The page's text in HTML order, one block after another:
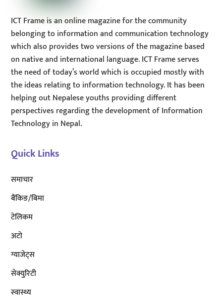
ICT Frame is an online magazine for the community
belonging to information and communication technology
which also provides two versions of the magazine based
on native and international language. ICT Frame serves
the need of today’s world which is occupied mostly with
the ideas relating to information technology. It has been
helping out Nepalese youths providing different
perspectives regarding the development of Information
Technology in Nepal.
Quick Links
समाचार
बैंकिङ/बिमा
टेलिकम
अटाे
ग्याजेट्स
सेक्युरिटी
स्वास्थ्य